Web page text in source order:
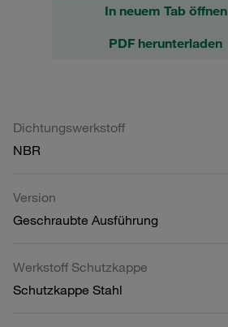
In neuem Tab öffnen
PDF herunterladen
Dichtungswerkstoff
NBR
Version
Geschraubte Ausführung
Werkstoff Schutzkappe
Schutzkappe Stahl